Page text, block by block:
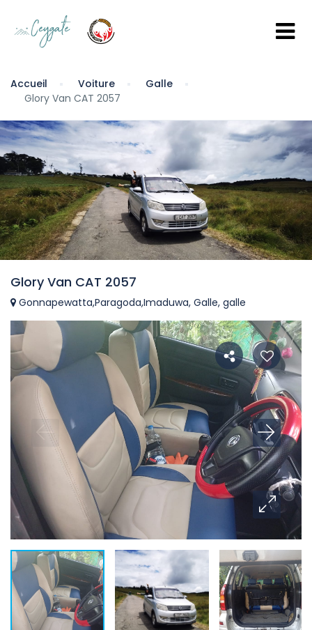
Accueil Voiture
Galle
Glory Van CAT 2057
Glory Van CAT 2057
Gonnapewatta,Paragoda,Imaduwa, Galle, galle